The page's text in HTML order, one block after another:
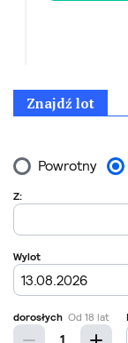
Znajdź lot